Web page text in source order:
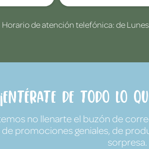
Horario de atención telefónica: de
¡Entérate de todo lo
no llenarte el buzón de
de promociones geniales, de
sorpresa.